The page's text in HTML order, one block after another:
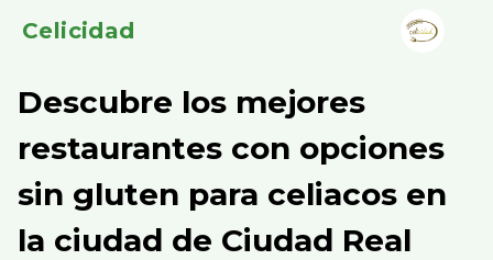
Celicidad
Descubre los mejores
restaurantes con opciones
sin gluten para celiacos en
la ciudad de Ciudad Real